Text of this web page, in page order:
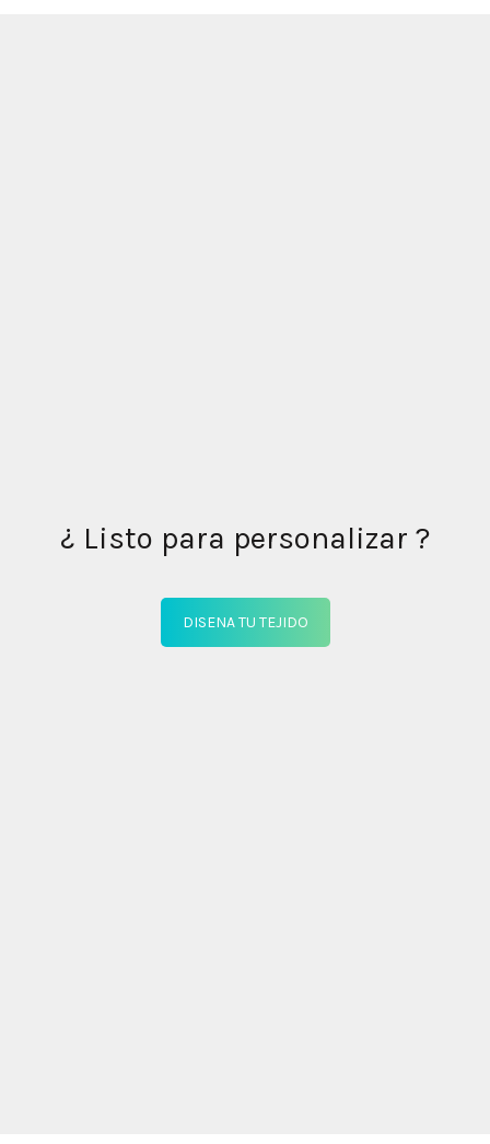
¿ Listo para personalizar ?
DISENA TU TEJIDO